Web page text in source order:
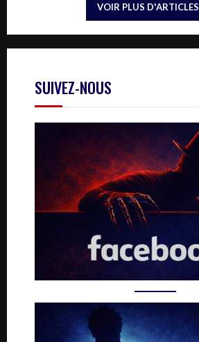
VOIR PLUS D'ARTICLES
SUIVEZ-NOUS